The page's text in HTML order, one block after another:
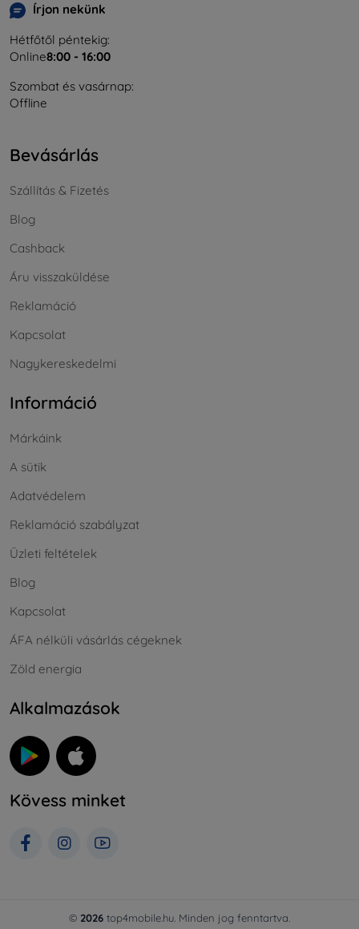
Írjon nekünk
Hétfőtől péntekig:
Online8:00 - 16:00
Szombat és vasárnap:
Offline
Bevásárlás
Szállítás & Fizetés
Blog
Cashback
Áru visszaküldése
Reklamáció
Kapcsolat
Nagykereskedelmi
Információ
Márkáink
A sütik
Adatvédelem
Reklamáció szabályzat
Üzleti feltételek
Blog
Kapcsolat
ÁFA nélküli vásárlás cégeknek
Zöld energia
Alkalmazások
Kövess minket
© 2026 top4mobile.hu. Minden jog fenntartva.